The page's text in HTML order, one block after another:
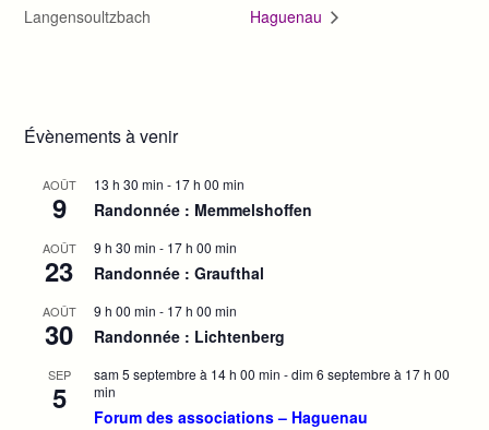
Langensoultzbach
Haguenau
Évènements à venir
AOÛT
9
13 h 30 min - 17 h 00 min
Randonnée : Memmelshoffen
AOÛT
23
9 h 30 min - 17 h 00 min
Randonnée : Graufthal
AOÛT
30
9 h 00 min - 17 h 00 min
Randonnée : Lichtenberg
SEP
5
sam 5 septembre à 14 h 00 min -dim 6 septembre à 17 h 00
min
Forum des associations – Haguenau